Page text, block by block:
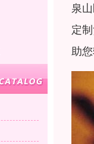
泉
定
助